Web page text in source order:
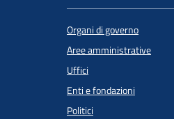
Organi di governo
Aree amministrative
Uffici
Enti e fondazioni
Politici